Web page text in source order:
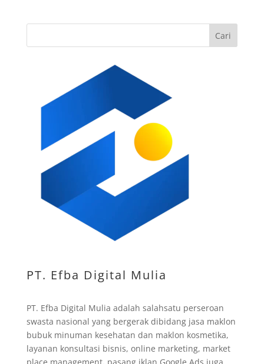
Cari
PT. Efba Digital Mulia
PT. Efba Digital Mulia adalah salahsatu perseroan
swasta nasional yang bergerak dibidang jasa maklon
bubuk minuman kesehatan dan maklon kosmetika,
layanan konsultasi bisnis, online marketing, market